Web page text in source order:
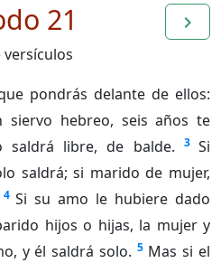
navigate_next
21
versículos
pondrás delante de ellos:
siervo hebreo, seis años te
saldrá libre, de balde.
3 Si
saldrá; si marido de mujer,
4 Si su amo le hubiere dado
hijos o hijas, la mujer y
y él saldrá solo. 5 Mas si el